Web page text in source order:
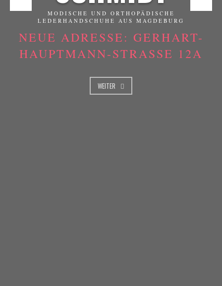
MODISCHE UND ORTHOPÄDISCHE
LEDERHANDSCHUHE AUS MAGDEBURG
NEUE ADRESSE: GERHART-
HAUPTMANN-STRASSE 12A
WEITER